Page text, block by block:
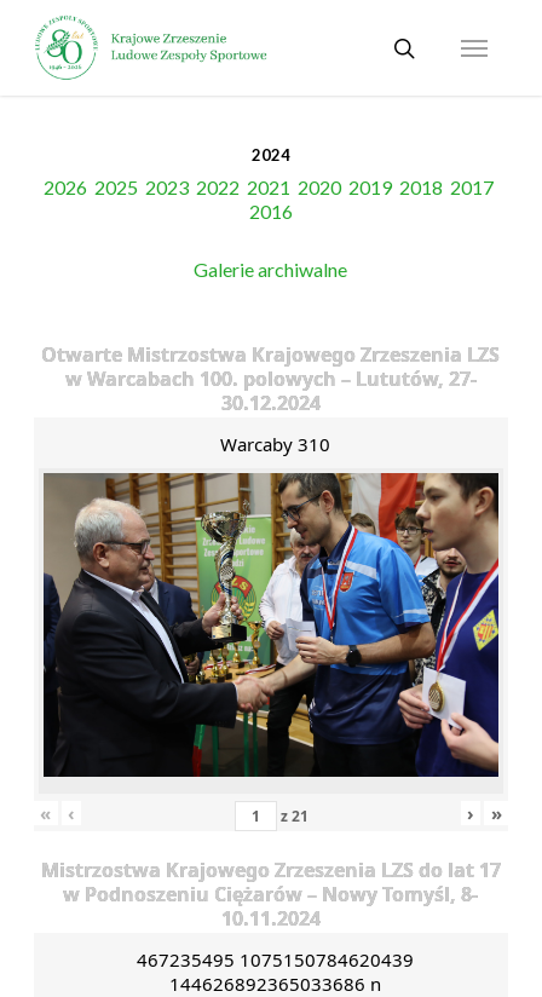
main
content
search
Menu
2024
2026 2025 2023 2022 2021 2020 2019 2018 2017
2016
Galerie archiwalne
Otwarte Mistrzostwa Krajowego Zrzeszenia LZS
w Warcabach 100. polowych – Lututów, 27-
30.12.2024
Warcaby 310
« ‹ z21 › »
Mistrzostwa Krajowego Zrzeszenia LZS do lat 17
w Podnoszeniu Ciężarów – Nowy Tomyśl, 8-
10.11.2024
467235495 1075150784620439
144626892365033686 n